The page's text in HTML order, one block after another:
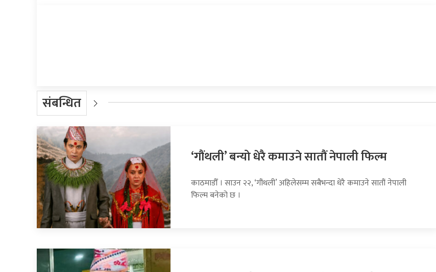
संबन्धित
‘गौंथली’ बन्यो धेरै कमाउने सातौं नेपाली फिल्म
काठमाडौँ । साउन २२, ‘गौंथली’ अहिलेसम्म सबैभन्दा धेरै कमाउने सातौं नेपाली
फिल्म बनेको छ ।